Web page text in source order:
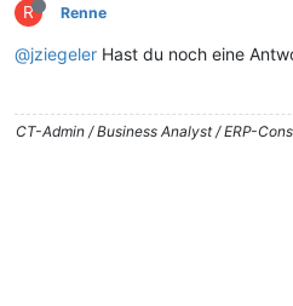
R Renne
@jziegeler Hast du noch eine
CT-Admin / Business Analyst / ERP-